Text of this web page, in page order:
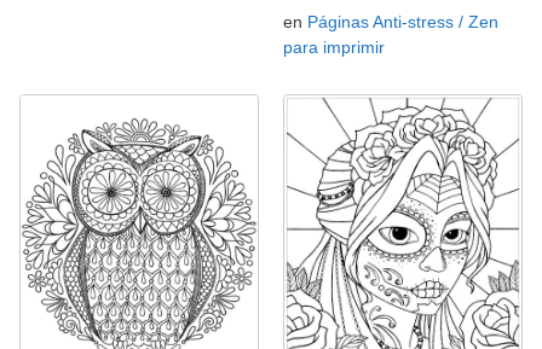
en Páginas Anti-stress / Zen
para imprimir